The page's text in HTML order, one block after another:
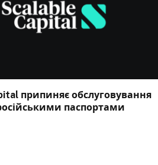
припиняє обслуговування
російськими паспортами